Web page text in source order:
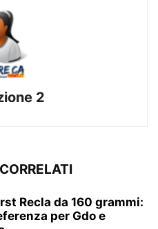
2
Recla da 160 grammi:
per Gdo e